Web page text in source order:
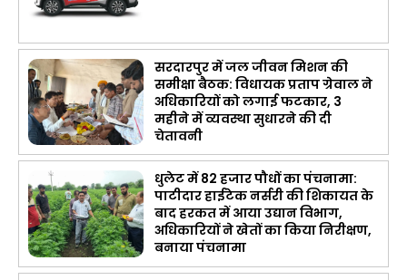
सरदारपुर में जल जीवन मिशन की
समीक्षा बैठक: विधायक प्रताप ग्रेवाल ने
अधिकारियों को लगाई फटकार, 3
महीने में व्यवस्था सुधारने की दी
चेतावनी
धुलेट में 82 हजार पौधों का पंचनामा:
पाटीदार हाईटेक नर्सरी की शिकायत के
बाद हरकत में आया उद्यान विभाग,
अधिकारियों ने खेतों का किया निरीक्षण,
बनाया पंचनामा